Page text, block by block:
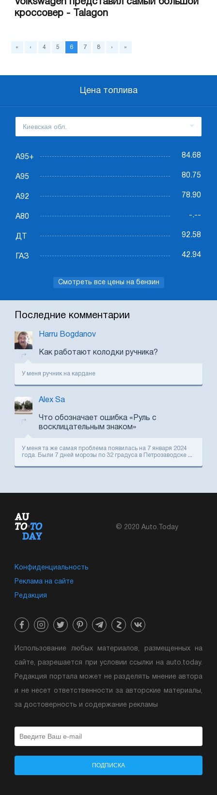
Volkswagen представил самый большой
кроссовер - Talagon
« ‹ 4 5 6 7 8 › »
Цена топлива
А95+ 84.68
А95 80.75
А92 78.90
А80 -.--
ДТ 92.58
ГАЗ 42.94
Смотреть все цены на бензин
Последние комментарии
Harru Bogdanov
Как работают колодки ручника?
У меня ручник на кардане
Alex Sa
Что обозначает ошибка «Руль с
восклицательным знаком»
У меня та же самая проблема появилась на 7 января 2024
года. Были 7 дней морозы по 32 градуса в Петрозаводске
© 2020 Auto.Today
Конфиденциальность
Реклама на сайте
Редакция
Использование любых материалов, размещенных на
сайте, разрешается при условии ссылки на auto.today.
Редакция портала может не разделять мнение автора
и не несет ответственности за авторские материалы,
за достоверность и содержание рекламы
ПОДПИСКА